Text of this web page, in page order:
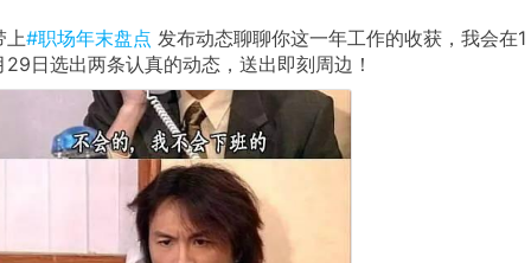
上#职场年末盘点 发布动态聊聊你这一年工作的收获，我会在1
29日选出两条认真的动态，送出即刻周边！